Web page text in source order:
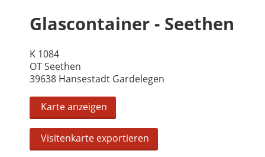
Glascontainer - Seethen
K 1084
OT Seethen
39638 Hansestadt Gardelegen
Karte anzeigen
Visitenkarte exportieren